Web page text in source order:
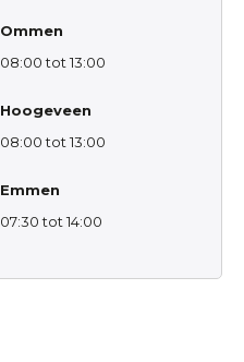
Ommen
08:00 tot 13:00
Hoogeveen
08:00 tot 13:00
Emmen
07:30 tot 14:00